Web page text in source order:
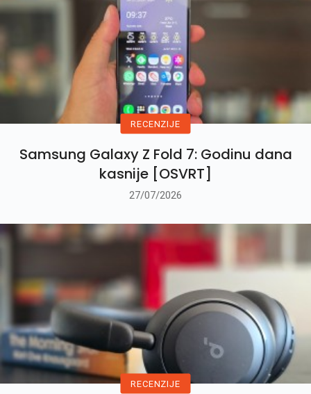
RECENZIJE
Samsung Galaxy Z Fold 7: Godinu dana
kasnije [OSVRT]
27/07/2026
RECENZIJE